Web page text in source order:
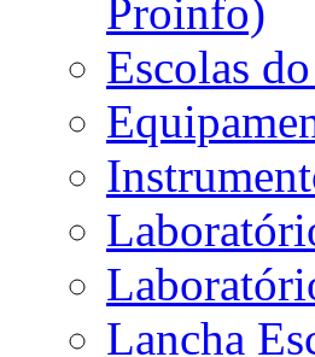
Proinfo)
Escolas
Lancha